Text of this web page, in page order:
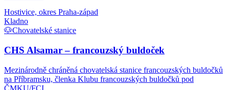
Hostivice, okres Praha-západ
Kladno
🐶Chovatelské stanice
CHS Alsamar – francouzský buldoček
Mezinárodně chráněná chovatelská stanice francouzských buldočků
na Příbramsku, členka Klubu francouzských buldočků pod
ČMKU/FCI.